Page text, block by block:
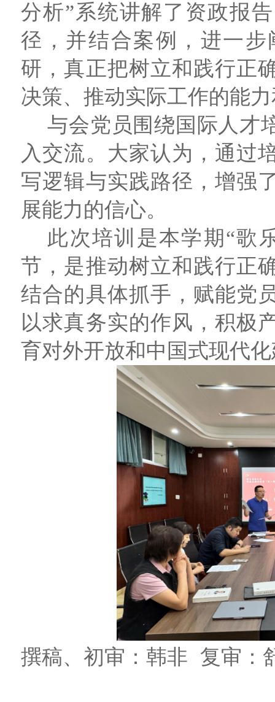
分析”系统讲解了资政报
径，并结合案例，进一
研，真正把树立和践行正
决策、推动实际工作的能
与会党员围绕国际人才
入交流。大家认为，通过
写逻辑与实践路径，增强
展能力的信心。
此次培训是本学期“歌
节，是推动树立和践行正
结合的具体抓手，赋能党
以求真务实的作风，积极
育对外开放和中国式现代
撰稿、初审：韩非 复审：